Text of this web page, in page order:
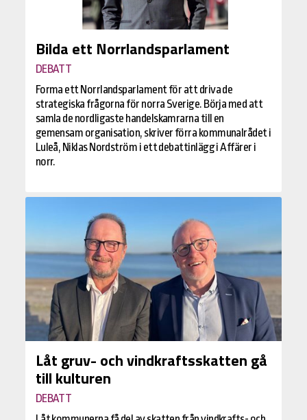
Bilda ett Norrlandsparlament
DEBATT
Forma ett Norrlandsparlament för att driva de
strategiska frågorna för norra Sverige. Börja med att
samla de nordligaste handelskamrarna till en
gemensam organisation, skriver förra kommunalrådet i
Luleå, Niklas Nordström i ett debattinlägg i Affärer i
norr.
Låt gruv- och vindkraftsskatten gå
till kulturen
DEBATT